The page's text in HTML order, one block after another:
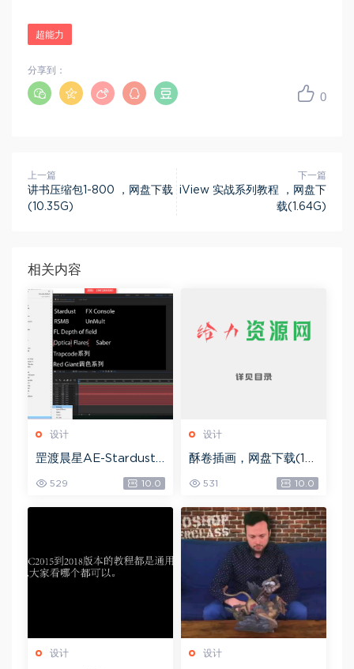
超能力
0
分享到：
上一篇
讲书压缩包1-800 ，网盘下载
(10.35G)
下一篇
iView 实战系列教程 ，网盘下
载(1.64G)
相关内容
设计
罡渡晨星AE-Stardust
星尘粒子教程教学,共22
8节全套AE综合基础，
网盘下载(172.73G)
529 10.0
设计
酥卷插画，网盘下载(15.
531 10.0
设计 设计